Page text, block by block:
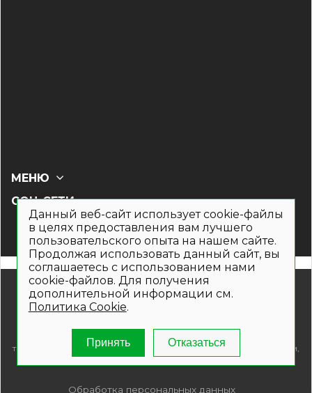
СОЦ СЕТИ
МЕНЮ
© 2019- 2026. Общество с ограниченной ответственностью
«Кронекс»
Информация на сайте носит рекламно-информационный
товаров и (или) услуг , пожалуйста, обращайтесь по телефонам,
указанным на сайте.
Обработка персональных данных
Данный веб-сайт использует cookie-файлы
в целях предоставления вам лучшего
пользовательского опыта на нашем сайте.
Продолжая использовать данный сайт, вы
соглашаетесь с использованием нами
cookie-файлов. Для получения
дополнительной информации см.
Политика Cookie.
Принять Отказаться